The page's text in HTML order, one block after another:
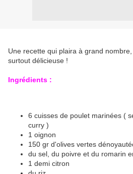
Une recette qui plaira à grand
surtout délicieuse !
Ingrédients :
6 cuisses de poulet marinées (
curry )
1 oignon
150 gr d'olives vertes
du sel, du poivre et du romarin
1 demi citron